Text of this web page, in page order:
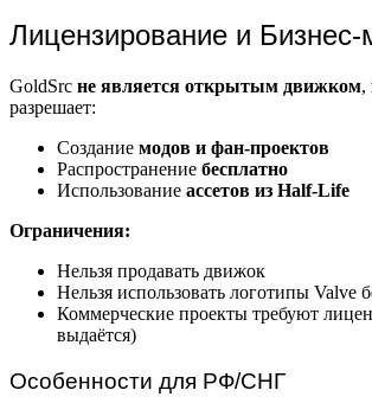
Лицензирование и Бизнес-
GoldSrc не является открытым движком,
разрешает:
Создание модов и фан-проектов
Распространение бесплатно
Использование ассетов из Half-Life
Ограничения:
Нельзя продавать движок
Нельзя использовать логотипы Valve
Коммерческие проекты требуют
выдаётся)
Особенности для РФ/СНГ